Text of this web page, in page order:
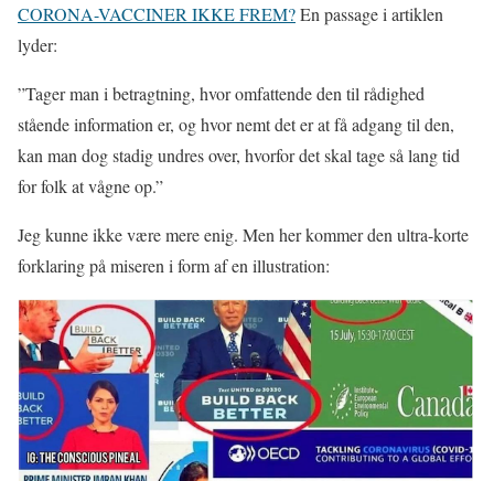
CORONA-VACCINER IKKE FREM?En passage i artiklen
lyder:
”Tager man i betragtning, hvor omfattende den til rådighed
stående information er, og hvor nemt det er at få adgang til den,
kan man dog stadig undres over, hvorfor det skal tage så lang tid
for folk at vågne op.”
Jeg kunne ikke være mere enig. Men her kommer den ultra-korte
forklaring på miseren i form af en illustration: